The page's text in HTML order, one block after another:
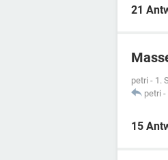
21
petri - 1.
petri -
15